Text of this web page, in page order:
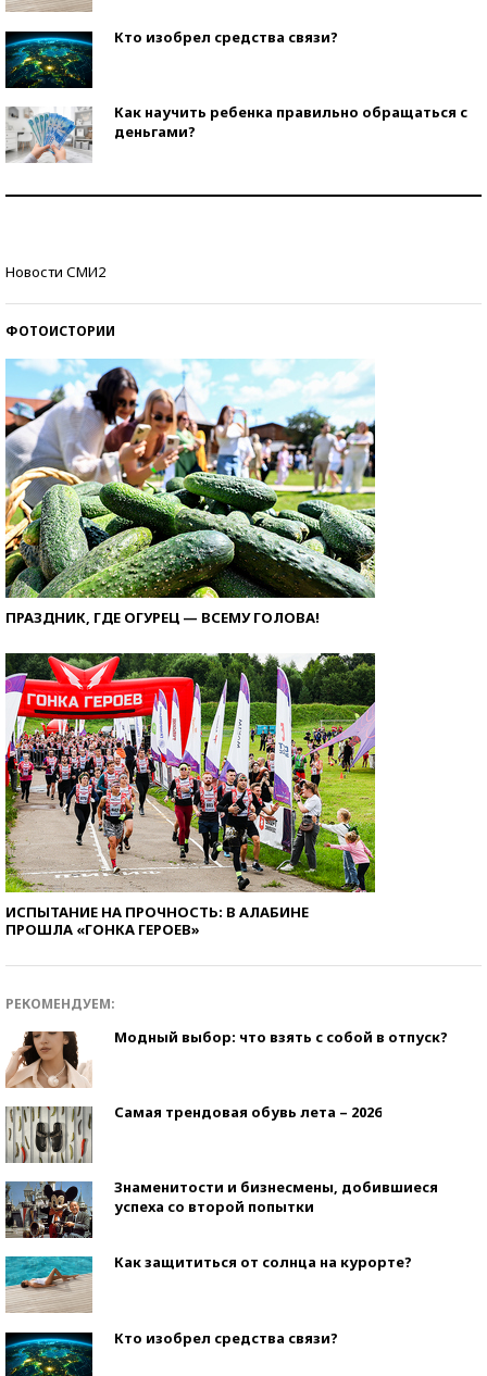
Кто изобрел средства связи?
Как научить ребенка правильно обращаться с
деньгами?
Новости СМИ2
ФОТОИСТОРИИ
ПРАЗДНИК, ГДЕ ОГУРЕЦ — ВСЕМУ ГОЛОВА!
ИСПЫТАНИЕ НА ПРОЧНОСТЬ: В АЛАБИНЕ
ПРОШЛА «ГОНКА ГЕРОЕВ»
РЕКОМЕНДУЕМ:
Модный выбор: что взять с собой в отпуск?
Самая трендовая обувь лета – 2026
Знаменитости и бизнесмены, добившиеся
успеха со второй попытки
Как защититься от солнца на курорте?
Кто изобрел средства связи?